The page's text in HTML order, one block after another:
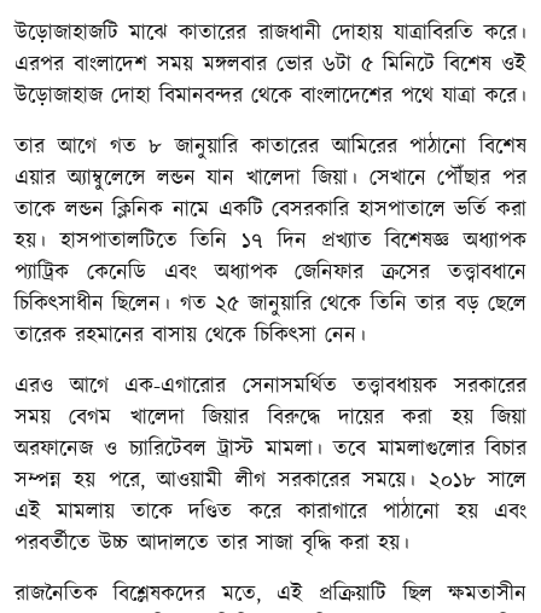
উড়োজাহাজটি মাঝে কাতারের রাজধানী দোহায় যাত্রাবিরতি করে।
এরপর বাংলাদেশ সময় মঙ্গলবার ভোর ৬টা ৫ মিনিটে বিশেষ ওই
উড়োজাহাজ দোহা বিমানবন্দর থেকে বাংলাদেশের পথে যাত্রা করে।
তার আগে গত ৮ জানুয়ারি কাতারের আমিরের পাঠানো বিশেষ
এয়ার অ্যাম্বুলেন্সে লন্ডন যান খালেদা জিয়া। সেখানে পৌঁছার পর
তাকে লন্ডন ক্লিনিক নামে একটি বেসরকারি হাসপাতালে ভর্তি করা
হয়। হাসপাতালটিতে তিনি ১৭ দিন প্রখ্যাত বিশেষজ্ঞ অধ্যাপক
প্যাট্রিক কেনেডি এবং অধ্যাপক জেনিফার ক্রসের তত্ত্বাবধানে
চিকিৎসাধীন ছিলেন। গত ২৫ জানুয়ারি থেকে তিনি তার বড় ছেলে
তারেক রহমানের বাসায় থেকে চিকিৎসা নেন।
এরও আগে এক-এগারোর সেনাসমর্থিত তত্ত্বাবধায়ক সরকারের
সময় বেগম খালেদা জিয়ার বিরুদ্ধে দায়ের করা হয় জিয়া
অরফানেজ ও চ্যারিটেবল ট্রাস্ট মামলা। তবে মামলাগুলোর বিচার
সম্পন্ন হয় পরে, আওয়ামী লীগ সরকারের সময়ে। ২০১৮ সালে
এই মামলায় তাকে দণ্ডিত করে কারাগারে পাঠানো হয় এবং
পরবর্তীতে উচ্চ আদালতে তার সাজা বৃদ্ধি করা হয়।
রাজনৈতিক বিশ্লেষকদের মতে, এই প্রক্রিয়াটি ছিল ক্ষমতাসীন